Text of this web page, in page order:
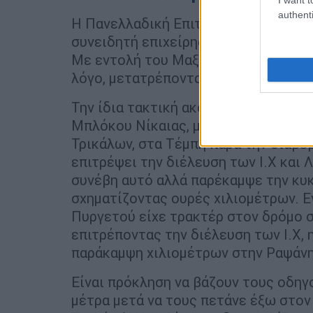
Η Πανελλαδική Επιτροπή των
συνειδητή επιχείρηση ταλαιπωρίας
Με εντολή του Μαξίμου, η
λόγο, μετατρέποντας τον ταξιδιώτη
Την ίδια τακτική ακολούθησε και
Μπλόκου Νίκαιας, με την
Τρικάλων, στα Τέμπη παρά την
επιτρέψει την διέλευση των Ι.Χ
συνέβη αυτό αλλά παρέκαμψε την
σχηματίζοντας ουρές
Πυργετού είχε τρακτέρ στον δρόμο
επιτρέποντας την διέλευση των
παράκαμψη χιλιομέτρων στην
Είναι πρόκληση να βάζουν τους
μέτρα μετά να τους πετάνε έξω